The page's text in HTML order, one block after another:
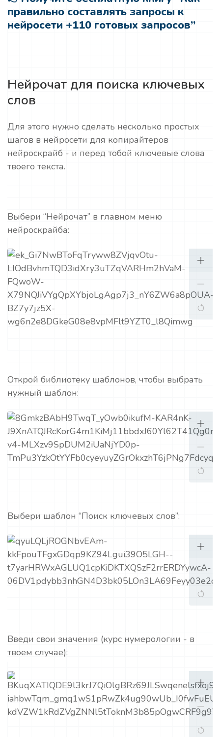
правильно составлять запросы к
нейросети +110 готовых запросов”
Нейрочат для поиска ключевых
слов
Для этого нужно сделать несколько простых
шагов в нейросети для копирайтеров
нейроскрайб - и перед тобой ключевые слова
твоего текста.
Выбери “Нейрочат” в главном меню
нейроскрайба:
Открой библиотеку шаблонов, чтобы выбрать
нужный шаблон:
Выбери шаблон “Поиск ключевых слов”:
Введи свои значения (курс нумерологии - в
твоем случае):